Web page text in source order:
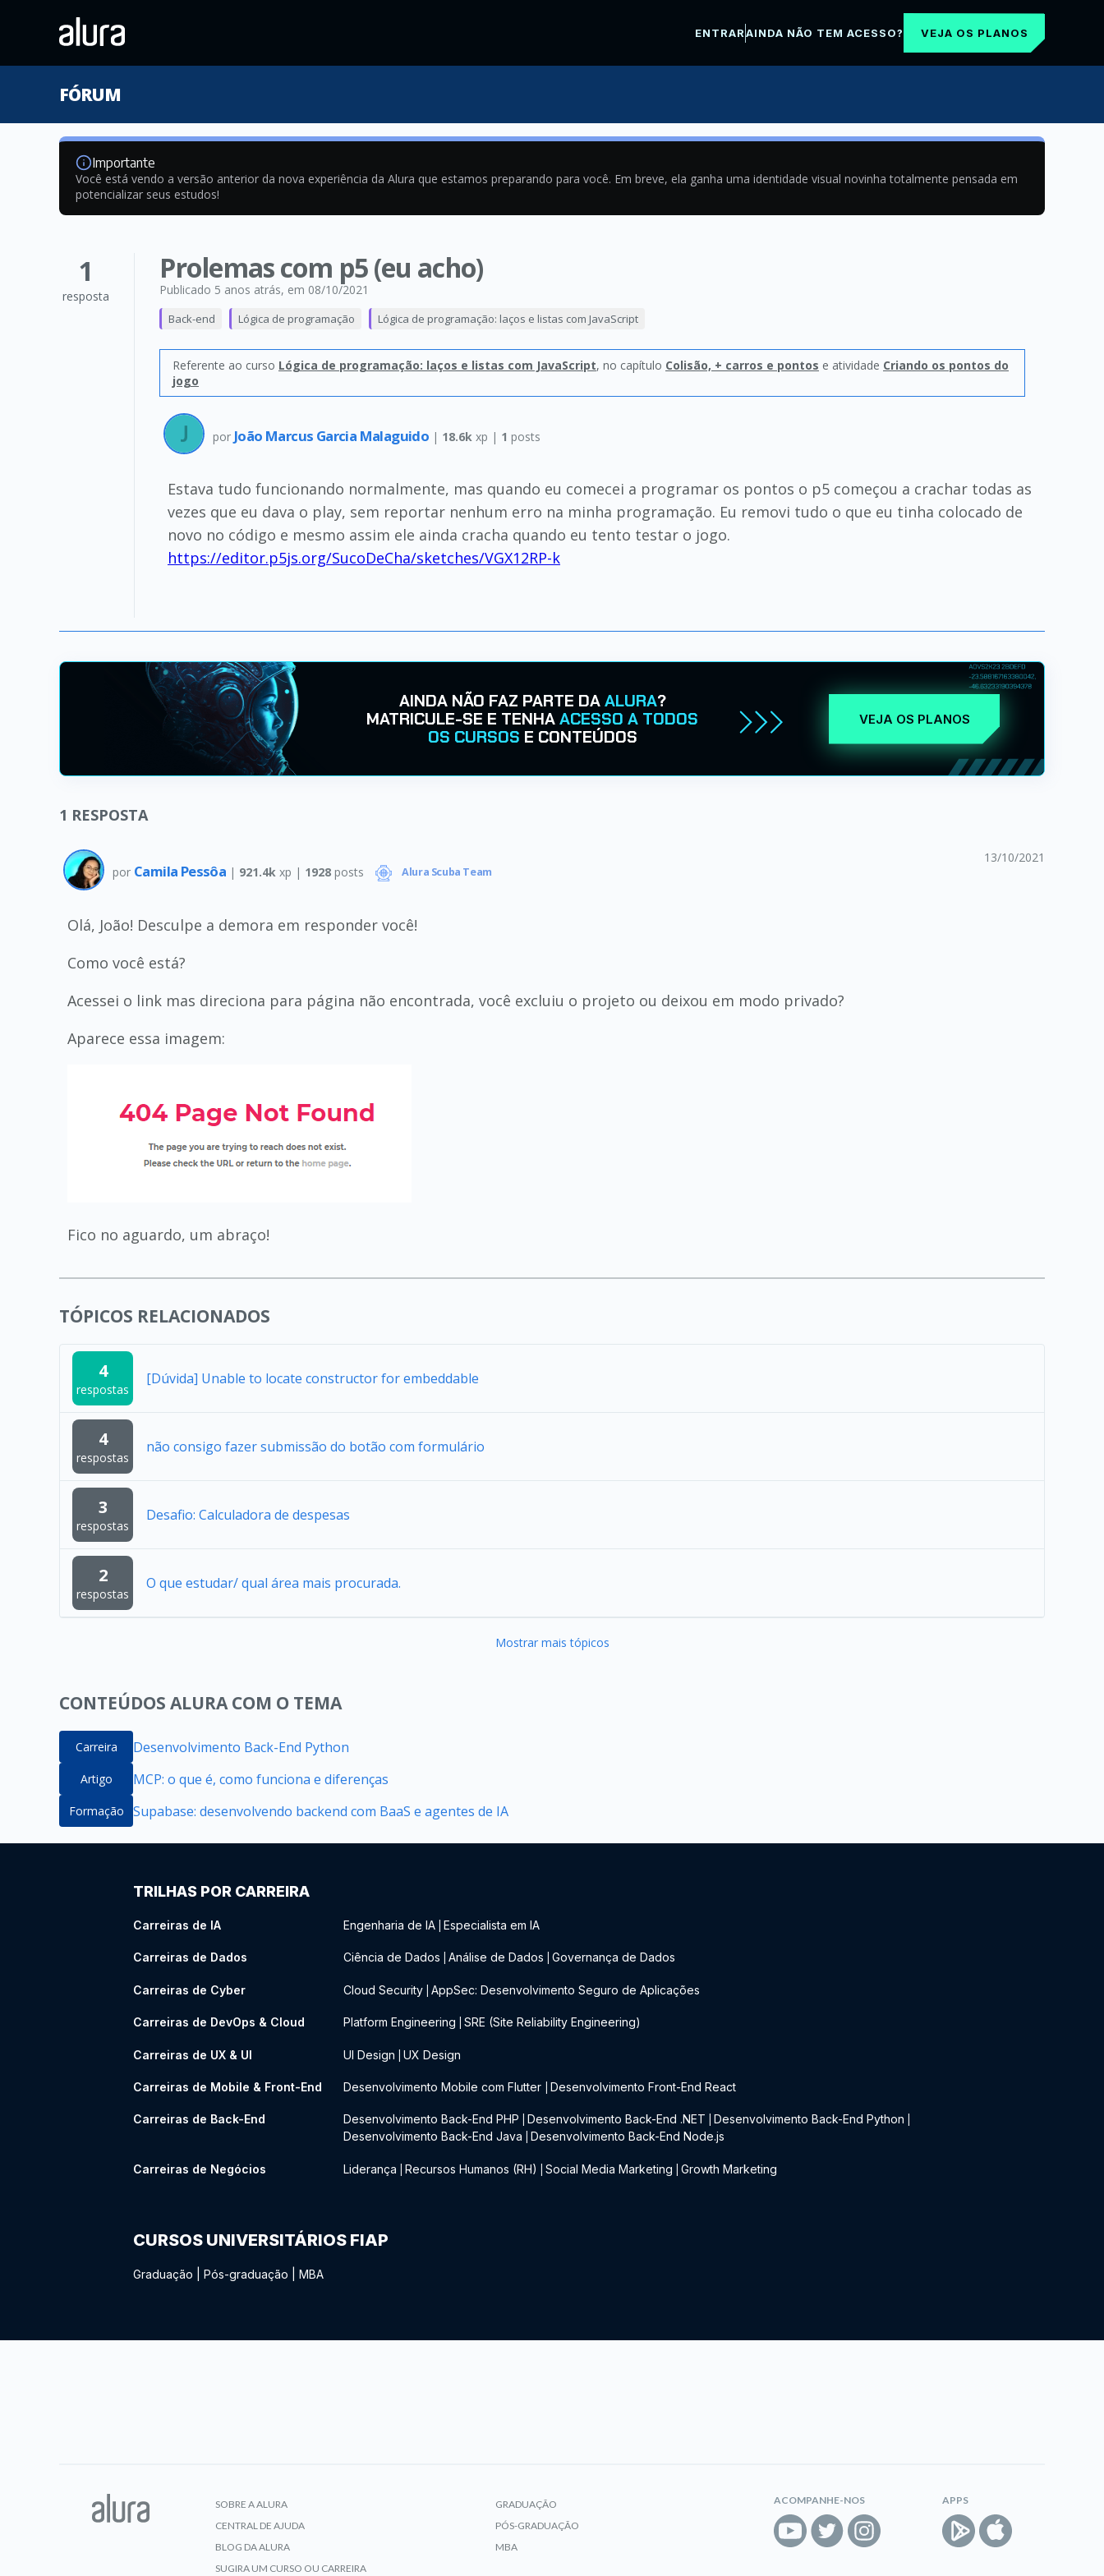
ENTRARAINDA NÃO TEM ACESSO? VEJA OS PLANOS
FÓRUM
Importante
Você está vendo a versão anterior da nova experiência da Alura que estamos preparando para você. Em breve, ela ganha uma identidade visual novinha totalmente pensada em
potencializar seus estudos!
1
resposta
Prolemas com p5 (eu acho)
Publicado 5 anos atrás, em 08/10/2021
Back-end Lógica de programação Lógica de programação: laços e listas com JavaScript
Referente ao curso Lógica de programação: laços e listas com JavaScript, no capítulo Colisão, + carros e pontos e atividade Criando os pontos do
jogo
por João Marcus Garcia Malaguido | 18.6k xp | 1 posts
Estava tudo funcionando normalmente, mas quando eu comecei a programar os pontos o p5 começou a crachar todas as
vezes que eu dava o play, sem reportar nenhum erro na minha programação. Eu removi tudo o que eu tinha colocado de
novo no código e mesmo assim ele ainda cracha quando eu tento testar o jogo.
https://editor.p5js.org/SucoDeCha/sketches/VGX12RP-k
AINDA NÃO FAZ PARTE DAALURA?
MATRICULE-SE E TENHAACESSO A TODOS
OS CURSOS E CONTEÚDOS
VEJA OS PLANOS
1 RESPOSTA
por Camila Pessôa | 921.4k xp | 1928posts Alura Scuba Team
13/10/2021
Olá, João! Desculpe a demora em responder você!
Como você está?
Acessei o link mas direciona para página não encontrada, você excluiu o projeto ou deixou em modo privado?
Aparece essa imagem:
Fico no aguardo, um abraço!
TÓPICOS RELACIONADOS
4
respostas
[Dúvida] Unable to locate constructor for embeddable
4
respostas
não consigo fazer submissão do botão com formulário
3
respostas
Desafio: Calculadora de despesas
2
respostas
O que estudar/ qual área mais procurada.
Mostrar mais tópicos
CONTEÚDOS ALURA COM O TEMA
Carreira Desenvolvimento Back-End Python
Artigo MCP: o que é, como funciona e diferenças
Formação Supabase: desenvolvendo backend com BaaS e agentes de IA
TRILHAS POR CARREIRA
Carreiras de IA Engenharia de IA Especialista em IA
Carreiras de Dados Ciência de Dados Análise de Dados Governança de Dados
Carreiras de Cyber Cloud Security AppSec: Desenvolvimento Seguro de Aplicações
Carreiras de DevOps & Cloud Platform Engineering SRE (Site Reliability Engineering)
Carreiras de UX & UI UI Design UX Design
Carreiras de Mobile & Front-End Desenvolvimento Mobile com Flutter Desenvolvimento Front-End React
Carreiras de Back-End Desenvolvimento Back-End PHP Desenvolvimento Back-End .NET Desenvolvimento Back-End Python
Desenvolvimento Back-End Java Desenvolvimento Back-End Node.js
Carreiras de Negócios Liderança Recursos Humanos (RH) Social Media Marketing Growth Marketing
CURSOS UNIVERSITÁRIOS FIAP
Graduação Pós-graduação MBA
SOBRE A ALURA
CENTRAL DE AJUDA
BLOG DA ALURA
SUGIRA UM CURSO OU CARREIRA
GRADUAÇÃO
PÓS-GRADUAÇÃO
MBA
ACOMPANHE-NOS APPS